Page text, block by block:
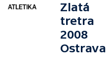
Zlatá
tretra
2008
Ostrava